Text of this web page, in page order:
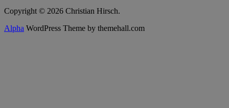
Copyright © 2026 Christian Hirsch.
Alpha WordPress Theme by themehall.com